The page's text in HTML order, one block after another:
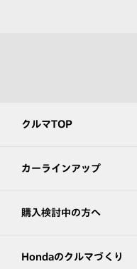
クルマTOP
カーラインアップ
購入検討中の方へ
Hondaのクルマづくり